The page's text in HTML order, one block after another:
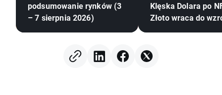
podsumowanie rynków (3
– 7 sierpnia 2026)
Klęska Dolara po
Złoto wraca do